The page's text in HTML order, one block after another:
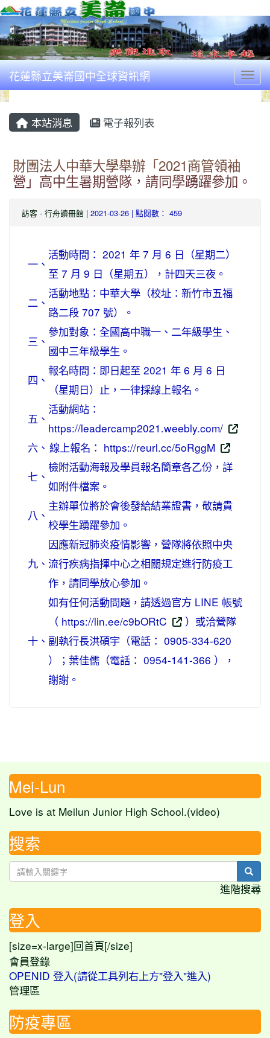
花蓮縣立美崙國中全球資訊網
本站消息 電子報列表
財團法人中華大學舉辦「2021商管領袖
營」高中生暑期營隊，請同學踴躍參加。
訪客 - 行舟讀冊館 | 2021-03-26 | 點閱數： 459
一、
活動時間： 2021 年 7 月 6 日（星期二）
至 7 月 9 日（星期五），計四天三夜。
二、
活動地點：中華大學（校址：新竹市五福
路二段 707 號）。
三、
參加對象：全國高中職一、二年級學生、
國中三年級學生。
四、
報名時間：即日起至 2021 年 6 月 6 日
（星期日）止，一律採線上報名。
五、
活動網站：
https://leadercamp2021.weebly.com/
六、 線上報名： https://reurl.cc/5oRggM
七、
檢附活動海報及學員報名簡章各乙份，詳
如附件檔案。
八、
主辦單位將於會後發給結業證書，敬請貴
校學生踴躍參加。
九、
因應新冠肺炎疫情影響，營隊將依照中央
流行疾病指揮中心之相關規定進行防疫工
作，請同學放心參加。
十、
如有任何活動問題，請透過官方 LINE 帳號
（ https://lin.ee/c9bORtC
）或洽營隊
副執行長洪碩宇（電話： 0905-334-620
）；葉佳儒（電話： 0954-141-366 ），
謝謝。
Mei-Lun
Love is at Meilun Junior High School.(video)
搜索
進階搜尋
登入
[size=x-large] 回首頁[/size]
會員登錄
OPENID 登入(請從工具列右上方"登入"進入)
管理區
防疫專區